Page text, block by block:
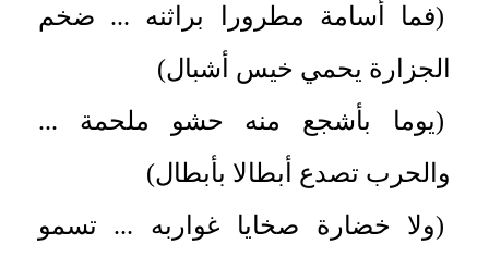
(فما أسامة مطرورا براثنه ... ضخم
الجزارة يحمي خيس أشبال)
(يوما بأشجع منه حشو ملحمة ...
والحرب تصدع أبطالا بأبطال)
(ولا خضارة صخايا غواربه ... تسمو